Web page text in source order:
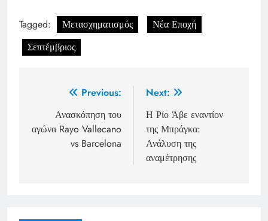
Tagged: Μετασχηματισμός
Νέα Εποχή
Σεπτέμβριος
navigation
Previous:
Ανασκόπηση του
αγώνα Rayo Vallecano
vs Barcelona
Next:
Η Ρίο Άβε εναντίον
της Μπράγκα:
Ανάλυση της
αναμέτρησης